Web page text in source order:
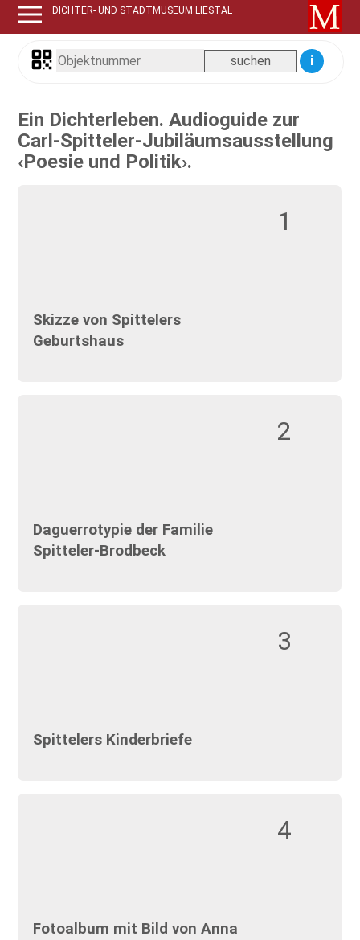
DICHTER- UND STADTMUSEUM LIESTAL
i
Ein Dichterleben. Audioguide zur
Carl-Spitteler-Jubiläumsausstellung
‹Poesie und Politik›.
1
Skizze von Spittelers
Geburtshaus
2
Daguerrotypie der Familie
Spitteler-Brodbeck
3
Spittelers Kinderbriefe
4
Fotoalbum mit Bild von Anna